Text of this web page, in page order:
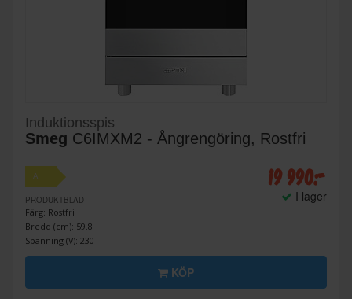
Induktionsspis
Smeg C6IMXM2 - Ångrengöring, Rostfri
A
PRODUKTBLAD
Färg: Rostfri
Bredd (cm): 59.8
Spänning (V): 230
19 990:-
I lager
KÖP